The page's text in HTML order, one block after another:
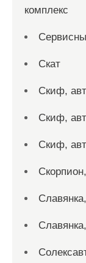
комплекс
Скат
Скиф,
Скиф,
Скиф,